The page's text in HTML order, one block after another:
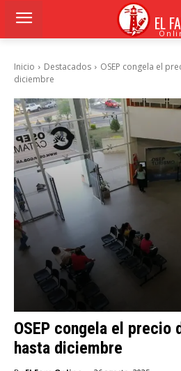
EL
Inicio Destacados
OSEP congela el
diciembre
OSEP congela el precio
hasta diciembre